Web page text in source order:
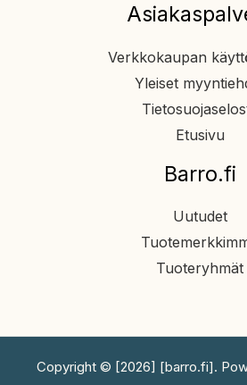
Verkkokaupan
Yleiset
Etusivu
Barro.fi
Uutudet
Tuoteryhmät
Copyright © [2026] [barro.fi].